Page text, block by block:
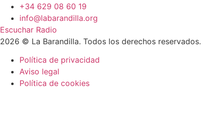
+34 629 08 60 19
info@labarandilla.org
Escuchar Radio
2026 © La Barandilla. Todos los derechos reservados.
Política de privacidad
Aviso legal
Política de cookies